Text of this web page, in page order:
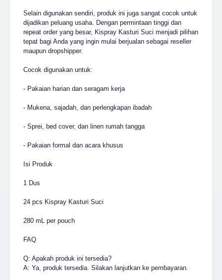
Selain digunakan sendiri, produk ini juga sangat cocok untuk
dijadikan peluang usaha. Dengan permintaan tinggi dan
repeat order yang besar, Kispray Kasturi Suci menjadi pilihan
tepat bagi Anda yang ingin mulai berjualan sebagai reseller
maupun dropshipper.
Cocok digunakan untuk:
- Pakaian harian dan seragam kerja
- Mukena, sajadah, dan perlengkapan ibadah
- Sprei, bed cover, dan linen rumah tangga
- Pakaian formal dan acara khusus
Isi Produk
1 Dus
24 pcs Kispray Kasturi Suci
280 mL per pouch
FAQ
Q: Apakah produk ini tersedia?
A: Ya, produk tersedia. Silakan lanjutkan ke pembayaran.